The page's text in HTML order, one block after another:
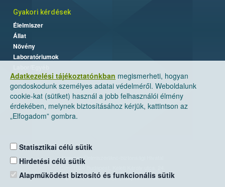
Adatkezelési tájékoztatónkban megismerheti, hogyan
gondoskodunk személyes adatai védelméről. Weboldalunk
cookie-kat (sütiket) használ a jobb felhasználói élmény
érdekében, melynek biztosításához kérjük, kattintson az
„Elfogadom” gombra.
Statisztikai célú sütik
Hirdetési célú sütik
Alapműködést biztosító és funkcionális sütik
Gyakori kérdések
Élelmiszer
Állat
Növény
Laboratóriumok
Nemzeti Élelmiszerlánc-biztonsági Hivatal
Levelezési cím: 1525 Budapest. Pf. 30.